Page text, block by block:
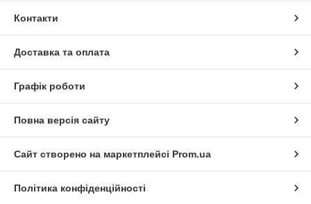
Контакти
Доставка та оплата
Графік роботи
Повна версія сайту
Сайт створено на маркетплейсі Prom.ua
Політика конфіденційності